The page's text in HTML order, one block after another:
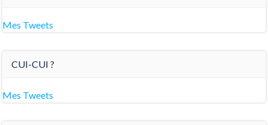
Mes Tweets
CUI-CUI ?
Mes Tweets